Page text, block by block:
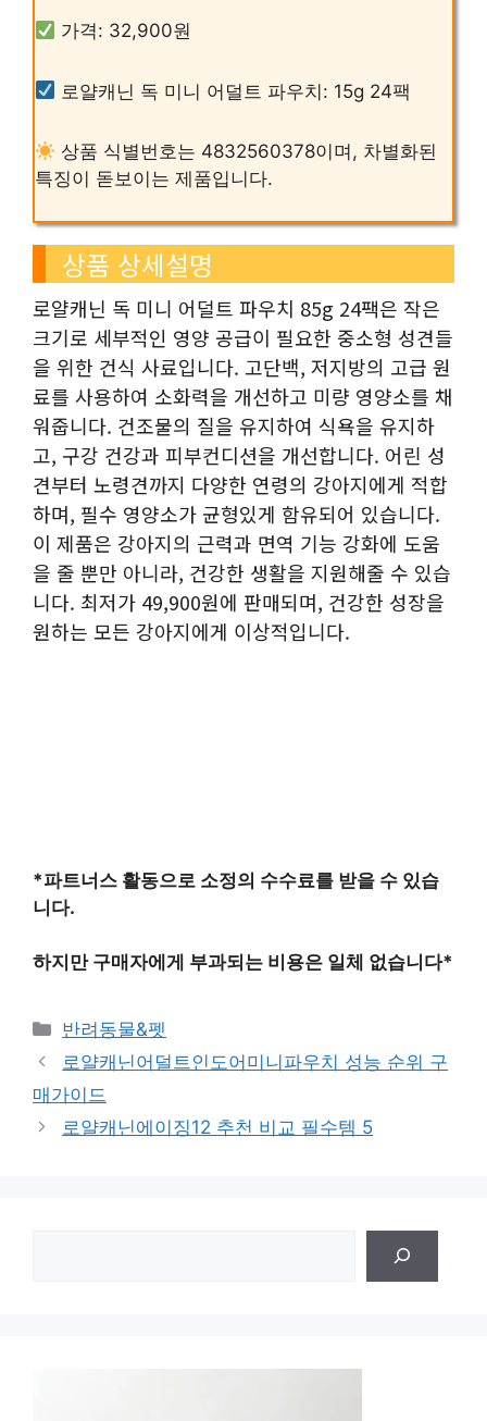
가격: 32,900원
로얄캐닌 독 미니 어덜트 파우치: 15g 24팩
상품 식별번호는 4832560378이며, 차별화된
특징이 돋보이는 제품입니다.
상품 상세설명
로얄캐닌 독 미니 어덜트 파우치 85g 24팩은 작은
크기로 세부적인 영양 공급이 필요한 중소형 성견들
을 위한 건식 사료입니다. 고단백, 저지방의 고급 원
료를 사용하여 소화력을 개선하고 미량 영양소를 채
워줍니다. 건조물의 질을 유지하여 식욕을 유지하
고, 구강 건강과 피부컨디션을 개선합니다. 어린 성
견부터 노령견까지 다양한 연령의 강아지에게 적합
하며, 필수 영양소가 균형있게 함유되어 있습니다.
이 제품은 강아지의 근력과 면역 기능 강화에 도움
을 줄 뿐만 아니라, 건강한 생활을 지원해줄 수 있습
니다. 최저가 49,900원에 판매되며, 건강한 성장을
원하는 모든 강아지에게 이상적입니다.
*파트너스 활동으로 소정의 수수료를 받을 수 있습
니다.
하지만 구매자에게 부과되는 비용은 일체 없습니다*
카
테
리
반려동물&펫
로얄캐닌어덜트인도어미니파우치 성능 순위 구
매가이드
로얄캐닌에이징12 추천 비교 필수템 5